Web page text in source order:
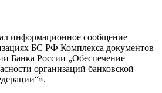
информационное сообщение
БС РФ Комплекса документов
Банка России „Обеспечение
организаций банковской